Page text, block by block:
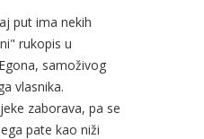
put ima nekih
rukopis u
samoživog
vlasnika.
zaborava, pa se
pate kao niži